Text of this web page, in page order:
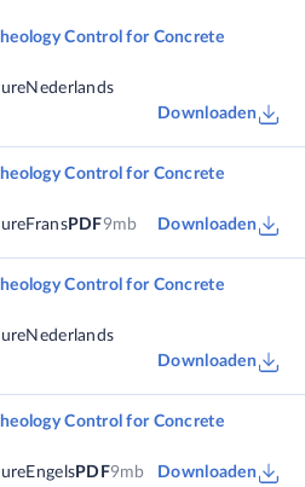
Control for Concrete
Nederlands
Downloaden
Control for Concrete
FransPDF9mb Downloaden
Control for Concrete
Nederlands
Downloaden
Control for Concrete
Engels PDF9mb Downloaden